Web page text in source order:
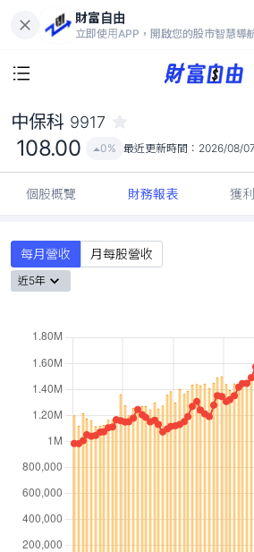
財富自由
立即使用APP，開啟您的股市智慧導
108.00
0%
中保科 9917
108.00 0% 最近更新時間： 2026/08/
個股概覽 財務報表 獲
每月營收 月每股營收
近5年